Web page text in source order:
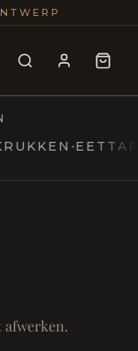
25+
EETTAFELS
afwerken.